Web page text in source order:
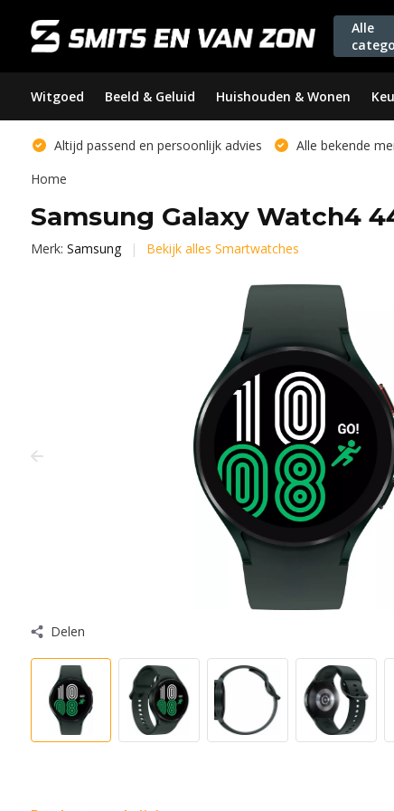
Alle
Witgoed Beeld & Geluid Huishouden & Wonen
Altijd passend en persoonlijk advies
Alle bekende
Home
Samsung Galaxy Watch4
Merk: Samsung Bekijk alles Smartwatches
Delen